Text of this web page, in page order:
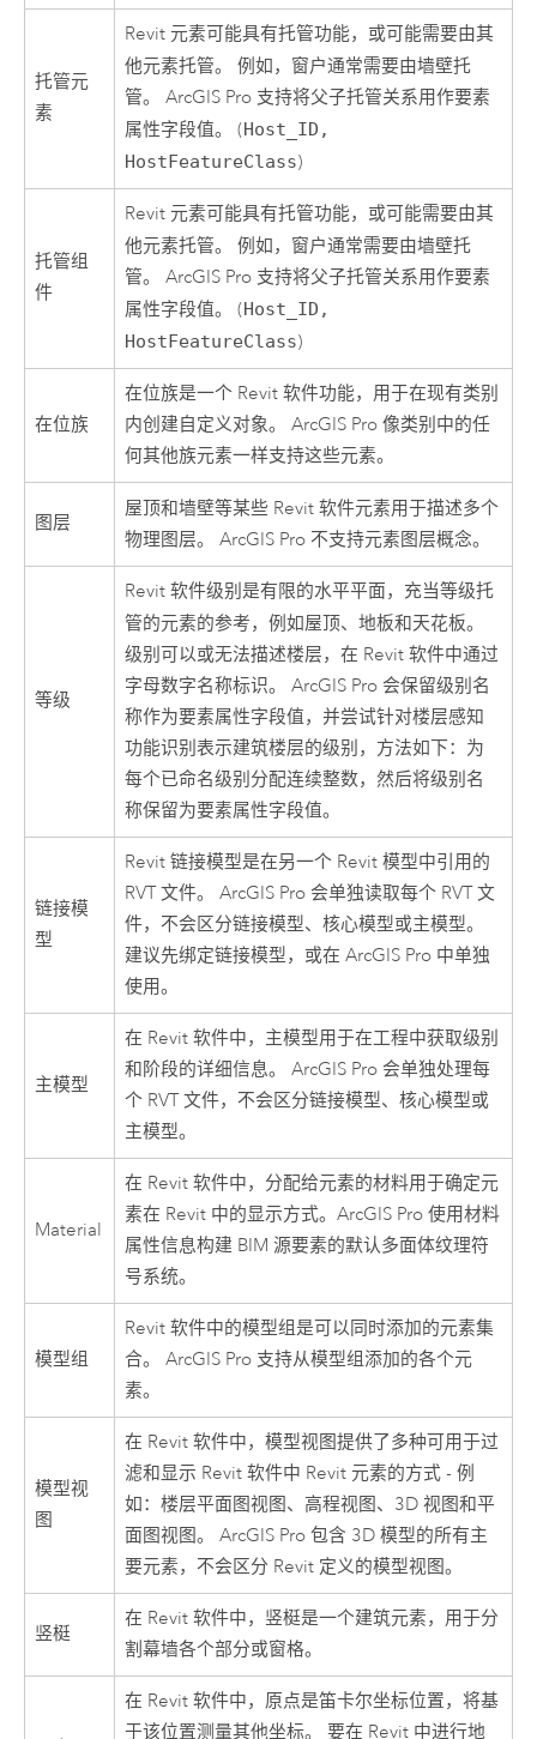
托管元
素
Revit 元素可能具有托管功能，或可能需要由其
他元素托管。 例如， 窗户通常需要由墙壁托
管。ArcGIS Pro 支持将父子托管关系用作要素
属性字段值。 (Host_ID,
HostFeatureClass)
托管组
件
Revit 元素可能具有托管功能，或可能需要由其
他元素托管。 例如， 窗户通常需要由墙壁托
管。ArcGIS Pro 支持将父子托管关系用作要素
属性字段值。 (Host_ID,
HostFeatureClass)
在位族
在位族是一个 Revit 软件功能，用于在现有类别
内创建自定义对象。ArcGIS Pro 像类别中的任
何其他族元素一样支持这些元素。
图层
屋顶和墙壁等某些 Revit 软件元素用于描述多个
物理图层。ArcGIS Pro 不支持元素图层概念。
等级
Revit 软件级别是有限的水平平面，充当等级托
管的元素的参考，例如屋顶、地板和天花板。
级别可以或无法描述楼层，在 Revit 软件中通过
字母数字名称标识。ArcGIS Pro 会保留级别名
称作为要素属性字段值，并尝试针对楼层感知
功能识别表示建筑楼层的级别，方法如下：为
每个已命名级别分配连续整数，然后将级别名
称保留为要素属性字段值。
链接模
型
Revit 链接模型是在另一个 Revit 模型中引用的
RVT 文件。ArcGIS Pro 会单独读取每个 RVT 文
件，不会区分链接模型、核心模型或主模型。
建议先绑定链接模型，或在ArcGIS Pro 中单独
使用。
主模型
在 Revit 软件中，主模型用于在工程中获取级别
和阶段的详细信息。ArcGIS Pro 会单独处理每
个 RVT 文件，不会区分链接模型、核心模型或
主模型。
Material
在 Revit 软件中，分配给元素的材料用于确定元
素在 Revit 中的显示方式。ArcGIS Pro 使用材料
属性信息构建 BIM 源要素的默认多面体纹理符
号系统。
模型组
Revit 软件中的模型组是可以同时添加的元素集
合。ArcGIS Pro 支持从模型组添加的各个元
素。
模型视
图
在 Revit 软件中，模型视图提供了多种可用于过
滤和显示 Revit 软件中 Revit 元素的方式 - 例
如：楼层平面图视图、高程视图、3D 视图和平
面图视图。ArcGIS Pro 包含 3D 模型的所有主
要元素，不会区分 Revit 定义的模型视图。
竖梃
在 Revit 软件中，竖梃是一个建筑元素，用于分
割幕墙各个部分或窗格。
在 Revit 软件中，原点是笛卡尔坐标位置，将基
于该位置测量其他坐标。 要在 Revit 中进行地